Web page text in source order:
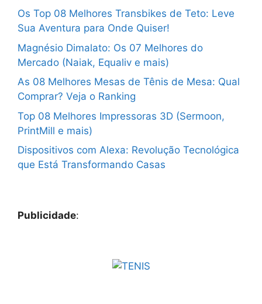
Os Top 08 Melhores Transbikes de Teto: Leve
Sua Aventura para Onde Quiser!
Magnésio Dimalato: Os 07 Melhores do
Mercado (Naiak, Equaliv e mais)
As 08 Melhores Mesas de Tênis de Mesa: Qual
Comprar? Veja o Ranking
Top 08 Melhores Impressoras 3D (Sermoon,
PrintMill e mais)
Dispositivos com Alexa: Revolução Tecnológica
que Está Transformando Casas
Publicidade: